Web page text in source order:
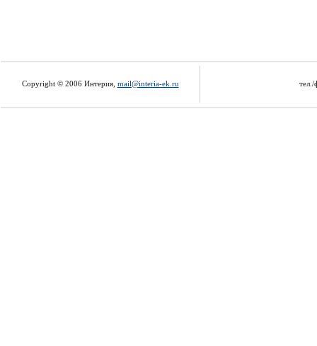
Copyright © 2006 Интерия, mail@interia-ek.ru